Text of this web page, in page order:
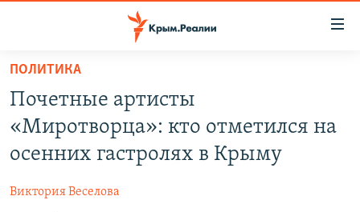
Вернуться
основному
содержанию
Вернутся
главной
навигации11 ЛЕТ ОККУПАЦИИ КРЫМА. 11 ИСТОРИЙ СОПРОТИВЛЕНИЯ
ЕЩЕ
ПОЛИТИКА
Почетные артисты
«Миротворца»: кто отметился на
осенних гастролях в Крыму
Виктория Веселова